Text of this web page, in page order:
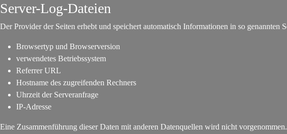
Server-Log-Dateien
Der Provider der Seiten erhebt und speichert automatisch Informationen in so
Browsertyp und Browserversion
verwendetes Betriebssystem
Referrer URL
Hostname des zugreifenden Rechners
Uhrzeit der Serveranfrage
IP-Adresse
Eine Zusammenführung dieser Daten mit anderen Datenquellen wird nicht vorgenommen.